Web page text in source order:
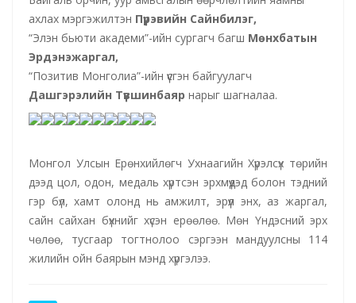
ахлах мэргэжилтэн Пүрэвийн Сайнбилэг,
“Элэн бьюти академи”-ийн сургагч багш Мөнхбатын
Эрдэнэжаргал,
“Позитив Монголиа”-ийн үүсгэн байгуулагч
Дашгэрэлийн Түвшинбаяр нарыг шагналаа.
Монгол Улсын Ерөнхийлөгч Ухнаагийн Хүрэлсүх төрийн
дээд цол, одон, медаль хүртсэн эрхмүүдэд болон тэдний
гэр бүл, хамт олонд нь амжилт, эрүүл энх, аз жаргал,
сайн сайхан бүхнийг хүсэн ерөөлөө. Мөн Үндэсний эрх
чөлөө, тусгаар тогтнолоо сэргээн мандуулсны 114
жилийн ойн баярын мэнд хүргэлээ.